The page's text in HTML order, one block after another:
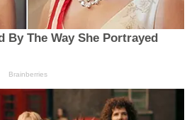
By The Way She Portrayed
Brainberries